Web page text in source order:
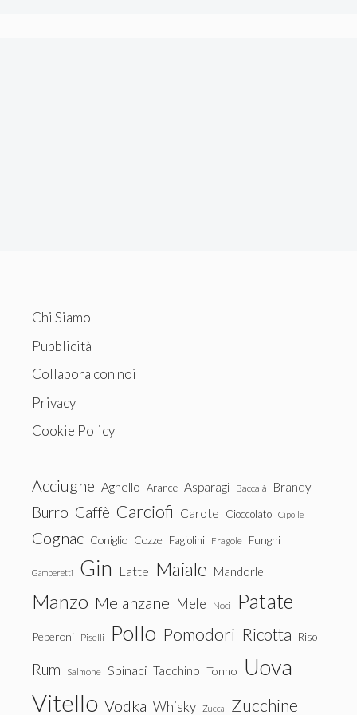
Chi Siamo
Pubblicità
Collabora con noi
Privacy
Cookie Policy
Acciughe Agnello Arance Asparagi Baccalà Brandy
Burro Caffè Carciofi Carote Cioccolato Cipolle
Cognac Coniglio Cozze Fagiolini Fragole Funghi
Gamberetti Gin Latte Maiale Mandorle
Manzo Melanzane Mele Noci Patate
Peperoni Piselli Pollo Pomodori Ricotta Riso
Rum Salmone Spinaci Tacchino Tonno Uova
Vitello Vodka Whisky Zucca Zucchine